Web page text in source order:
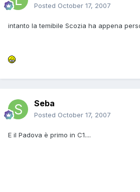
Posted October 17, 2007
intanto la temibile Scozia ha appena
Seba
Posted October 17, 2007
E il Padova è primo in C1....